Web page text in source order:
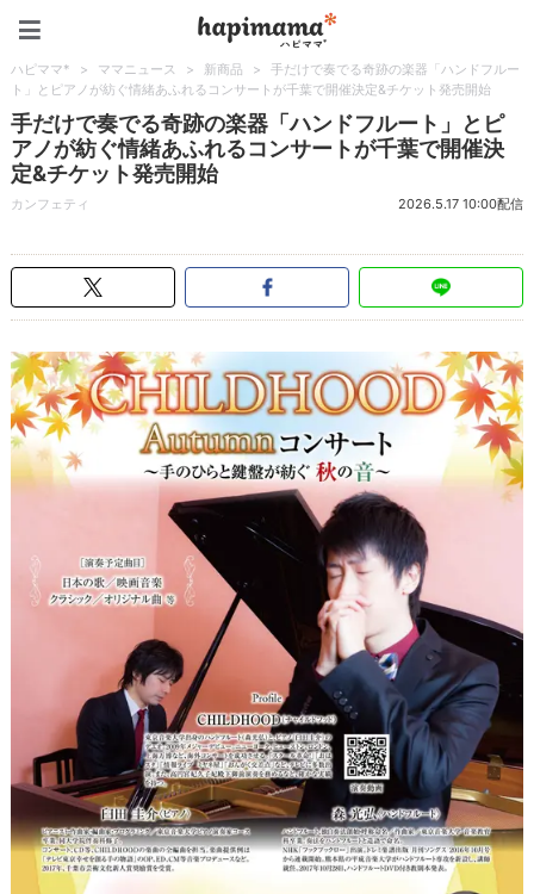
ハピママ* > ママニュース > 新商品 >
手だけで奏でる奇跡の楽器「ハンドフルー
ト」とピアノが紡ぐ情緒あふれるコンサートが千葉で開催決定&チケット発売開始
手だけで奏でる奇跡の楽器「ハンドフルート」とピ
アノが紡ぐ情緒あふれるコンサートが千葉で開催決
定&チケット発売開始
カンフェティ 2026.5.17 10:00配信